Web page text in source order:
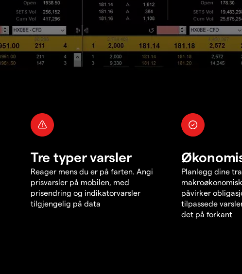
Tre typer varsler
Reager mens du er på farten. Angi
prisvarsler på mobilen, med
prisendring og indikatorvarsler
tilgjengelig på data
Planlegg dine
påvirker
tilpassede
det på forkant